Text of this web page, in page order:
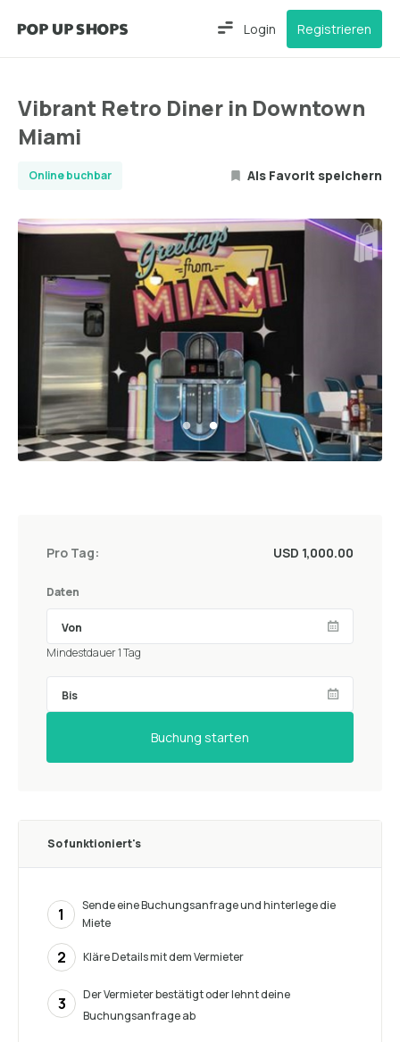
Login Registrieren
Vibrant Retro Diner in Downtown
Miami
Online buchbar Als Favorit speichern
Pro Tag: USD 1,000.00
Daten
Mindestdauer 1 Tag
Buchung starten
So funktioniert's
1
Sende eine Buchungsanfrage und hinterlege die
Miete
2 Kläre Details mit dem Vermieter
3
Der Vermieter bestätigt oder lehnt deine
Buchungsanfrage ab